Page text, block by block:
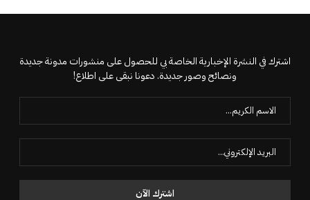
اشترك في النشرة الإخبارية الخاصة بي للحصول على منشورات مدونة جديدة
ونصائح وصور جديدة. دعونا نبقى على اطلاع!